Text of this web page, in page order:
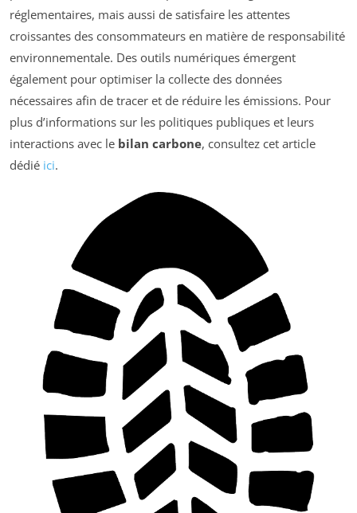
réglementaires, mais aussi de satisfaire les attentes
croissantes des consommateurs en matière de responsabilité
environnementale. Des outils numériques émergent
également pour optimiser la collecte des données
nécessaires afin de tracer et de réduire les émissions. Pour
plus d’informations sur les politiques publiques et leurs
interactions avec le bilan carbone, consultez cet article
dédié ici.